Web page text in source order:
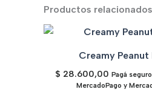
Productos relacionados
Creamy
$ 28.600,00 Pagá
MercadoPago y